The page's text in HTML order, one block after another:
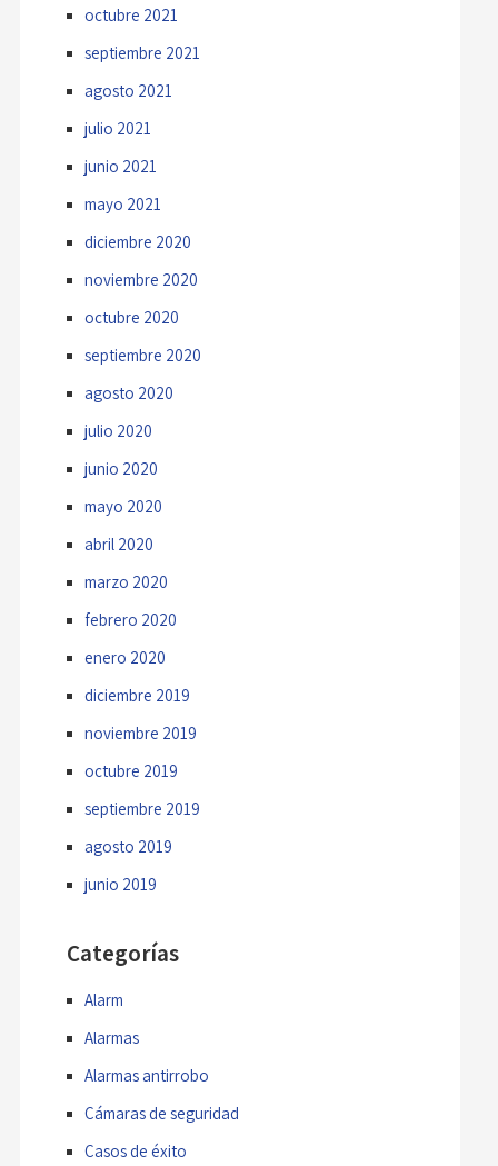
octubre 2021
septiembre 2021
agosto 2021
julio 2021
junio 2021
mayo 2021
diciembre 2020
noviembre 2020
octubre 2020
septiembre 2020
agosto 2020
julio 2020
junio 2020
mayo 2020
abril 2020
marzo 2020
febrero 2020
enero 2020
diciembre 2019
noviembre 2019
octubre 2019
septiembre 2019
agosto 2019
junio 2019
Categorías
Alarm
Alarmas
Alarmas antirrobo
Cámaras de seguridad
Casos de éxito